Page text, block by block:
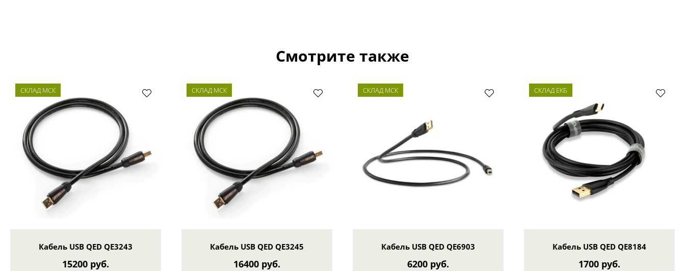
Смотрите также
СКЛАД МСК
Кабель USB QED QE3243
15200 руб.
СКЛАД МСК
Кабель USB QED QE3245
16400 руб.
СКЛАД МСК
Кабель USB QED QE6903
6200 руб.
СКЛАД ЕКБ
Кабель USB QED QE8184
1700 руб.